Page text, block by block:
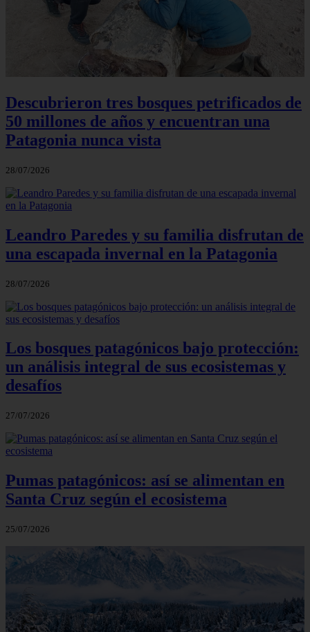
Descubrieron tres bosques petrificados de
50 millones de años y encuentran una
Patagonia nunca vista
28/07/2026
Leandro Paredes y su familia disfrutan de
una escapada invernal en la Patagonia
28/07/2026
Los bosques patagónicos bajo protección:
un análisis integral de sus ecosistemas y
desafíos
27/07/2026
Pumas patagónicos: así se alimentan en
Santa Cruz según el ecosistema
25/07/2026